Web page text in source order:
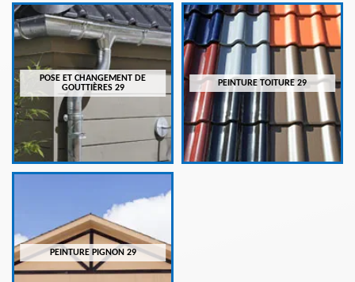
POSE ET CHANGEMENT DE
GOUTTIÈRES 29
PEINTURE TOITURE 29
PEINTURE PIGNON 29